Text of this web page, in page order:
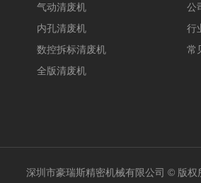
气动清废机
内孔清废机
数控拆标清废机
全版清废机
公
行
常
深圳市豪瑞斯精密机械有限公司 © 版